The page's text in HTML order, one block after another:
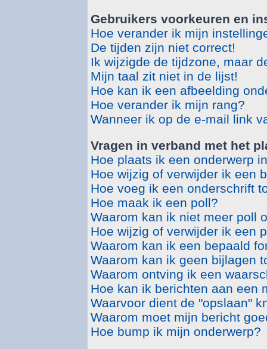
Gebruikers voorkeuren en
Hoe verander ik mijn
De tijden zijn niet correct!
Ik wijzigde de tijdzone, maar
Mijn taal zit niet in de lijst!
Hoe kan ik een afbeelding
Hoe verander ik mijn rang?
Wanneer ik op de e-mail link
Vragen in verband met het
Hoe plaats ik een onderwerp
Hoe wijzig of verwijder ik een
Hoe voeg ik een onderschrift
Hoe maak ik een poll?
Waarom kan ik niet meer poll
Hoe wijzig of verwijder ik een
Waarom kan ik een bepaald
Waarom kan ik geen bijlagen
Waarom ontving ik een
Hoe kan ik berichten aan een
Waarvoor dient de "opslaan"
Waarom moet mijn bericht
Hoe bump ik mijn onderwerp?